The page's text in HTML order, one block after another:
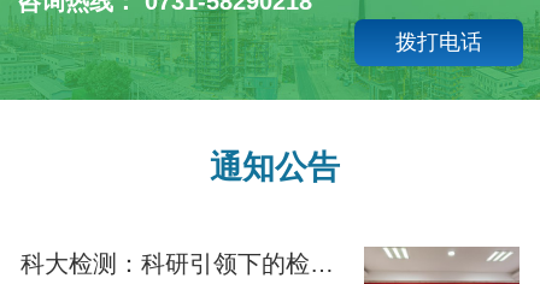
拨打电话
通知公告
科大检测：科研引领下的检测——湖南科